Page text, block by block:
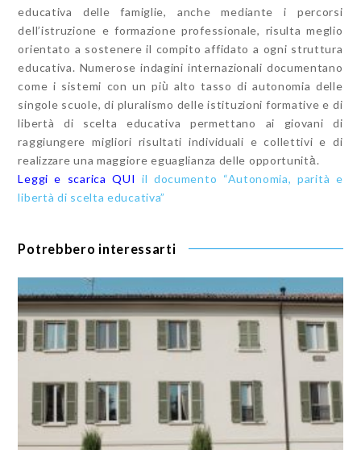
educativa delle famiglie, anche mediante i percorsi
dell’istruzione e formazione professionale, risulta meglio
orientato a sostenere il compito affidato a ogni struttura
educativa. Numerose indagini internazionali documentano
come i sistemi con un più̀ alto tasso di autonomia delle
singole scuole, di pluralismo delle istituzioni formative e di
libertà di scelta educativa permettano ai giovani di
raggiungere migliori risultati individuali e collettivi e di
realizzare una maggiore eguaglianza delle opportunità̀.
Leggi e scarica QUI il documento “Autonomia, parità e
libertà di scelta educativa”
Potrebbero interessarti